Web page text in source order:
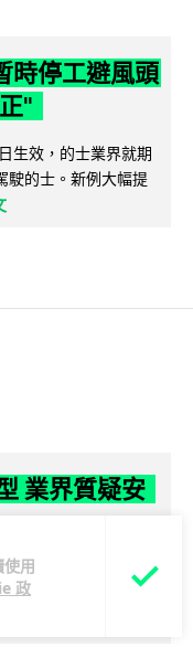
用
政
時停工避風頭
"
生效，的士業界就期
駛的士。新例大幅提
業界質疑安
中國開發的開放權重
測試範圍。美國業界